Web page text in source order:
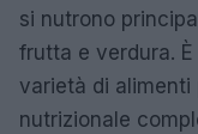
si nutrono
frutta e verdura.
varietà di
nutrizionale